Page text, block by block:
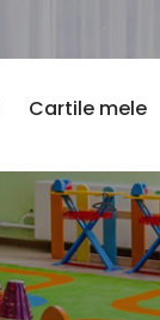
Cartile mele